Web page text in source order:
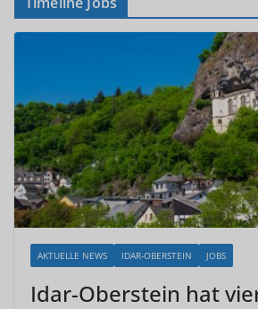
AKTUELLE NEWS IDAR-OBERSTEIN JOBS
Idar-Oberstein hat